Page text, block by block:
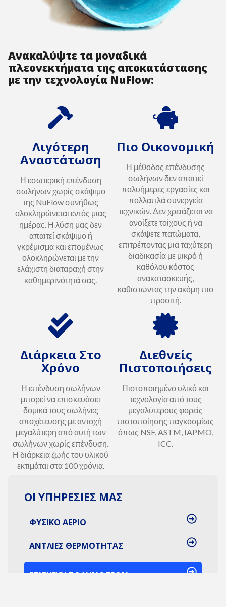
Ανακαλύψτε τα μοναδικά
πλεονεκτήματα της αποκατάστασης
με την τεχνολογία NuFlow:
Λιγότερη
Αναστάτωση
Η εσωτερική επένδυση
σωλήνων χωρίς σκάψιμο
της NuFlow συνήθως
ολοκληρώνεται εντός μιας
ημέρας. Η λύση μας δεν
απαιτεί σκάψιμο ή
γκρέμισμα και επομένως
ολοκληρώνεται με την
ελάχιστη διαταραχή στην
καθημερινότητά σας.
Πιο Οικονομική
Η μέθοδος επένδυσης
σωλήνων δεν απαιτεί
πολυήμερες εργασίες και
πολλαπλά συνεργεία
τεχνικών. Δεν χρειάζεται να
ανοίξετε τοίχους ή να
σκάψετε πατώματα,
επιτρέποντας μια ταχύτερη
διαδικασία με μικρό ή
καθόλου κόστος
ανακατασκευής,
καθιστώντας την ακόμη πιο
προσιτή.
Διάρκεια Στο
Χρόνο
Η επένδυση σωλήνων
μπορεί να επισκευάσει
δομικά τους σωλήνες
αποχέτευσης με αντοχή
μεγαλύτερη από αυτή των
σωλήνων χωρίς επένδυση.
Η διάρκεια ζωής του υλικού
εκτιμάται στα 100 χρόνια.
Διεθνείς
Πιστοποιήσεις
Πιστοποιημένο υλικό και
τεχνολογία από τους
μεγαλύτερους φορείς
πιστοποίησης παγκοσμίως
όπως NSF, ASTM, IAPMO,
ICC.
ΟΙ ΥΠΗΡΕΣΙΕΣ ΜΑΣ
ΦΥΣΙΚΟ ΑΕΡΙΟ
ΑΝΤΛΙΕΣ ΘΕΡΜΟΤΗΤΑΣ
ΕΠΙΣΚΕΥΗ ΣΩΛΗΝΩΣΕΩΝ